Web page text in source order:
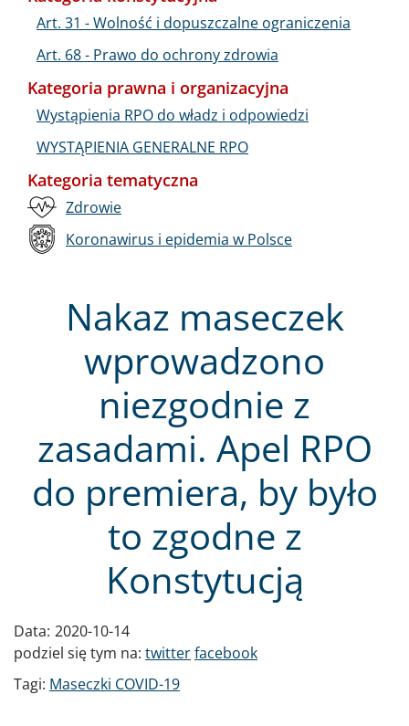
Nakaz maseczek
wprowadzono
niezgodnie z
zasadami. Apel RPO
do premiera, by było
to zgodne z
Konstytucją
Data: 2020-10-14
podziel się tym na: twitterfacebook
Tagi: Maseczki COVID-19
Art. 31 - Wolność i dopuszczalne ograniczenia
Art. 68 - Prawo do ochrony zdrowia
Kategoria prawna i organizacyjna
Wystąpienia RPO do władz i odpowiedzi
WYSTĄPIENIA GENERALNE RPO
Kategoria tematyczna
Zdrowie
Koronawirus i epidemia w Polsce